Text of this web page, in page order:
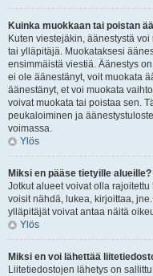
Kuinka muokkaan tai poistan
Kuten viestejäkin, äänestystä
tai ylläpitäjä. Muokataksesi
ensimmäistä viestiä. Äänestys
ei ole äänestänyt, voit muokata
äänestänyt, et voi muokata
voivat muokata tai poistaa sen.
peukaloiminen ja
voimassa.
Ylös
Miksi en pääse tietyille alueille?
Jotkut alueet voivat olla
voisit nähdä, lukea, kirjoittaa,
ylläpitäjät voivat antaa näitä
Ylös
Miksi en voi lähettää
Liitetiedostojen lähetys on